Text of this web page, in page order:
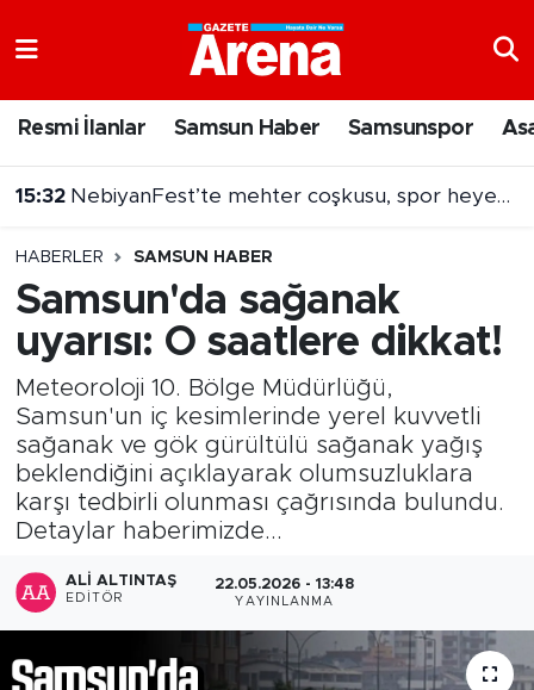
Resmi İlanlar Samsun Haber Samsunspor
15:32 NebiyanFest’te mehter coşkusu, spor heyecanı
HABERLER SAMSUN HABER
Samsun'da sağanak
uyarısı: O saatlere dikkat!
Meteoroloji 10. Bölge Müdürlüğü,
Samsun'un iç kesimlerinde yerel kuvvetli
sağanak ve gök gürültülü sağanak yağış
beklendiğini açıklayarak olumsuzluklara
karşı tedbirli olunması çağrısında bulundu.
Detaylar haberimizde...
ALI ALTINTAŞ
EDITÖR
22.05.2026 - 13:48
YAYINLANMA
Samsun Namaz Vakitleri
Süper Lig Puan Durumu ve Fikstür
Tüm Manşetler
Son Dakika Haberleri
Haber Arşivi